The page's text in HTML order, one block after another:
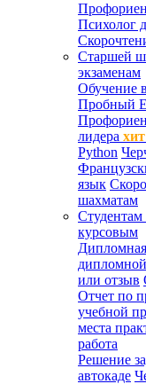
Психолог
Старшей
экзаменам
Обучение
Пробный
лидера
Python
язык
шахматам
курсовым
дипломной
или отзыв
Отчет по
учебной
места
работа
Решение
автокаде